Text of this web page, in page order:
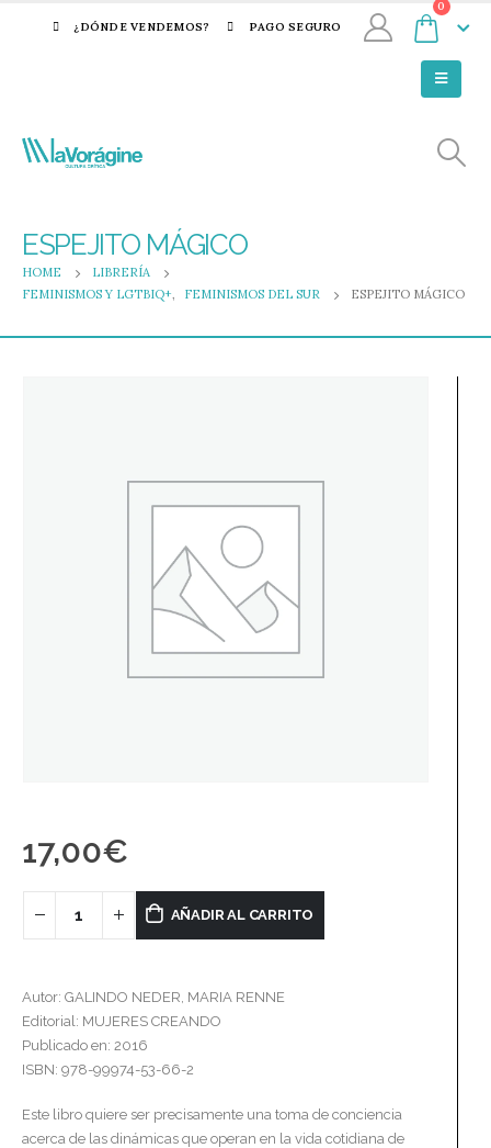
¿DÓNDE VENDEMOS? PAGO SEGURO
0
ESPEJITO MÁGICO
HOME
LIBRERÍA
FEMINISMOS Y LGTBIQ+, FEMINISMOS DEL SUR ESPEJITO MÁGICO
17,00€
AÑADIR AL CARRITO
Autor: GALINDO NEDER, MARIA RENNE
Editorial: MUJERES CREANDO
Publicado en: 2016
ISBN: 978-99974-53-66-2
Este libro quiere ser precisamente una toma de conciencia
acerca de las dinámicas que operan en la vida cotidiana de